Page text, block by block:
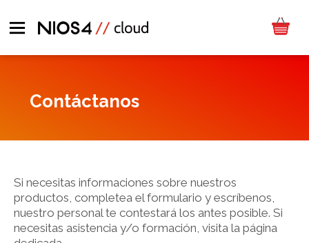
Contáctanos
Si necesitas informaciones sobre nuestros
productos, completea el formulario y escríbenos,
nuestro personal te contestará los antes posible. Si
necesitas asistencia y/o formación, visita la página